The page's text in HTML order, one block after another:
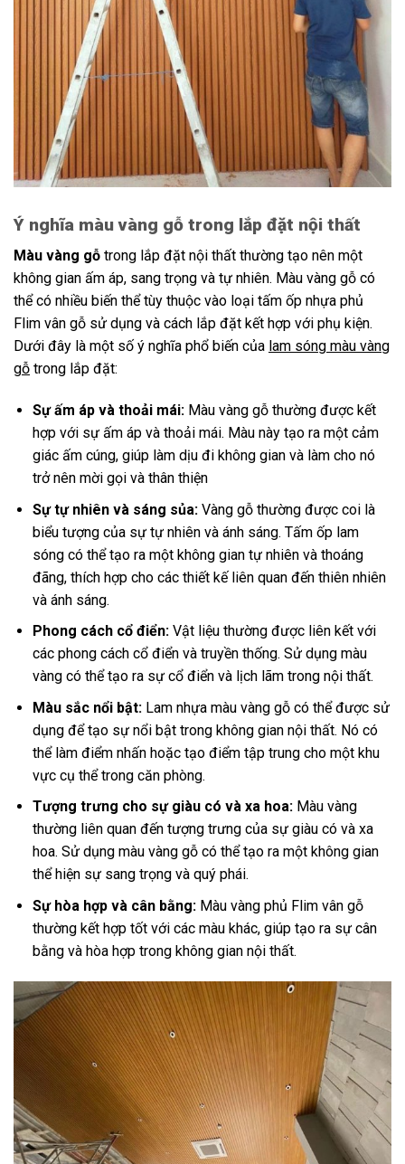
Ý nghĩa màu vàng gỗ trong lắp đặt nội thất
Màu vàng gỗ trong lắp đặt nội thất thường tạo nên một
không gian ấm áp, sang trọng và tự nhiên. Màu vàng gỗ có
thể có nhiều biến thể tùy thuộc vào loại tấm ốp nhựa phủ
Flim vân gỗ sử dụng và cách lắp đặt kết hợp với phụ kiện.
Dưới đây là một số ý nghĩa phổ biến của lam sóng màu vàng
gỗ trong lắp đặt:
Sự ấm áp và thoải mái:Màu vàng gỗ thường được kết
hợp với sự ấm áp và thoải mái. Màu này tạo ra một cảm
giác ấm cúng, giúp làm dịu đi không gian và làm cho nó
trở nên mời gọi và thân thiện
Sự tự nhiên và sáng sủa:Vàng gỗ thường được coi là
biểu tượng của sự tự nhiên và ánh sáng. Tấm ốp lam
sóng có thể tạo ra một không gian tự nhiên và thoáng
đãng, thích hợp cho các thiết kế liên quan đến thiên nhiên
và ánh sáng.
Phong cách cổ điển:Vật liệu thường được liên kết với
các phong cách cổ điển và truyền thống. Sử dụng màu
vàng có thể tạo ra sự cổ điển và lịch lãm trong nội thất.
Màu sắc nổi bật:Lam nhựa màu vàng gỗ có thể được sử
dụng để tạo sự nổi bật trong không gian nội thất. Nó có
thể làm điểm nhấn hoặc tạo điểm tập trung cho một khu
vực cụ thể trong căn phòng.
Tượng trưng cho sự giàu có và xa hoa:Màu vàng
thường liên quan đến tượng trưng của sự giàu có và xa
hoa. Sử dụng màu vàng gỗ có thể tạo ra một không gian
thể hiện sự sang trọng và quý phái.
Sự hòa hợp và cân bằng:Màu vàng phủ Flim vân gỗ
thường kết hợp tốt với các màu khác, giúp tạo ra sự cân
bằng và hòa hợp trong không gian nội thất.